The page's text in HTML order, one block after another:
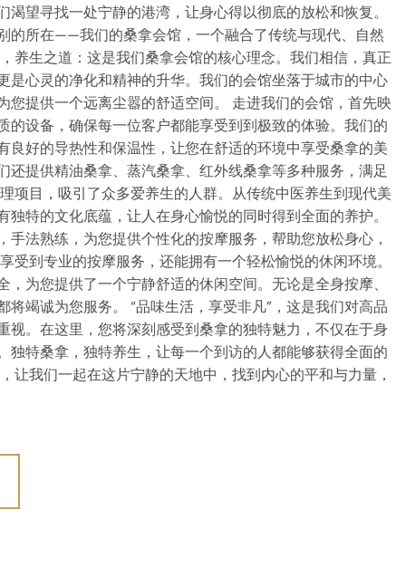
望寻找一处宁静的港湾，让身心得以彻底的放松和恢复。
的所在——我们的桑拿会馆，一个融合了传统与现代、自然
养生之道：这是我们桑拿会馆的核心理念。我们相信，真正
是心灵的净化和精神的升华。我们的会馆坐落于城市的中心
您提供一个远离尘嚣的舒适空间。 走进我们的会馆，首先映
的设备，确保每一位客户都能享受到到极致的体验。我们的
良好的导热性和保温性，让您在舒适的环境中享受桑拿的美
还提供精油桑拿、蒸汽桑拿、红外线桑拿等多种服务，满足
项目，吸引了众多爱养生的人群。从传统中医养生到现代美
特的文化底蕴，让人在身心愉悦的同时得到全面的养护。
手法熟练，为您提供个性化的按摩服务，帮助您放松身心，
受到专业的按摩服务，还能拥有一个轻松愉悦的休闲环境。
为您提供了一个宁静舒适的休闲空间。无论是全身按摩、
将竭诚为您服务。 “品味生活，享受非凡”，这是我们对高品
视。在这里，您将深刻感受到桑拿的独特魅力，不仅在于身
独特桑拿，独特养生，让每一个到访的人都能够获得全面的
让我们一起在这片宁静的天地中，找到内心的平和与力量，